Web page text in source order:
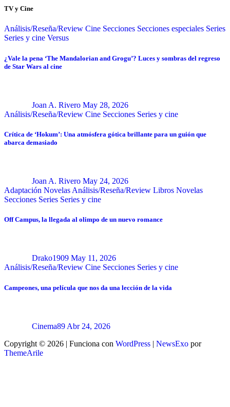
TV y Cine
Análisis/Reseña/Review Cine Secciones Secciones especiales Series
Series y cine Versus
¿Vale la pena ‘The Mandalorian and Grogu’? Luces y sombras del regreso
de Star Wars al cine
Joan A. Rivero May 28, 2026
Análisis/Reseña/Review Cine Secciones Series y cine
Crítica de ‘Hokum’: Una atmósfera gótica brillante para un guión que
abarca demasiado
Joan A. Rivero May 24, 2026
Adaptación Novelas Análisis/Reseña/Review Libros Novelas
Secciones Series Series y cine
Off Campus, la llegada al olimpo de un nuevo romance
Drako1909 May 11, 2026
Análisis/Reseña/Review Cine Secciones Series y cine
Campeones, una película que nos da una lección de la vida
Cinema89 Abr 24, 2026
Copyright © 2026 | Funciona con WordPress | NewsExo por
ThemeArile